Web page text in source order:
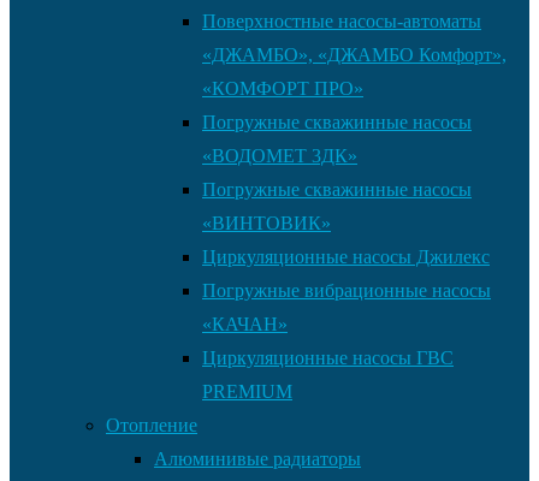
Поверхностные насосы-автоматы
«ДЖАМБО», «ДЖАМБО Комфорт»,
«КОМФОРТ ПРО»
Погружные скважинные насосы
«ВОДОМЕТ 3ДК»
Погружные скважинные насосы
«ВИНТОВИК»
Циркуляционные насосы Джилекс
Погружные вибрационные насосы
«КАЧАН»
Циркуляционные насосы ГВС
PREMIUM
Отопление
Алюминивые радиаторы